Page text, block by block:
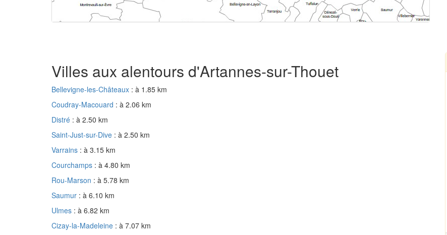
Villes aux alentours d'Artannes-sur-Thouet
Bellevigne-les-Châteaux : à 1.85 km
Coudray-Macouard : à 2.06 km
Distré : à 2.50 km
Saint-Just-sur-Dive : à 2.50 km
Varrains : à 3.15 km
Courchamps : à 4.80 km
Rou-Marson : à 5.78 km
Saumur : à 6.10 km
Ulmes : à 6.82 km
Cizay-la-Madeleine : à 7.07 km